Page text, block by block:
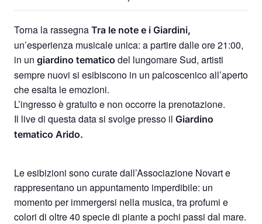
Torna la rassegna Tra le note e i Giardini,
un’esperienza musicale unica: a partire dalle ore 21:00,
in un giardino tematico del lungomare Sud, artisti
sempre nuovi si esibiscono in un palcoscenico all’aperto
che esalta le emozioni.
L’ingresso è gratuito e non occorre la prenotazione.
Il live di questa data si svolge presso il Giardino
tematico Arido.
Le esibizioni sono curate dall’Associazione Novart e
rappresentano un appuntamento imperdibile: un
momento per immergersi nella musica, tra profumi e
colori di oltre 40 specie di piante a pochi passi dal mare.